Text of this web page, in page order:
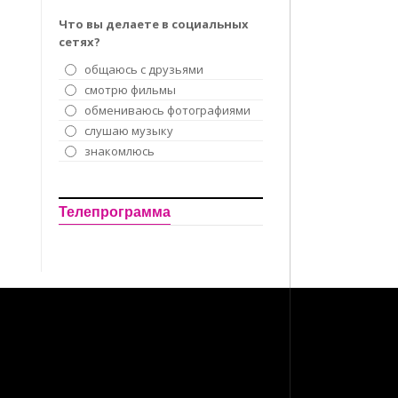
Что вы делаете в социальных
сетях?
общаюсь с друзьями
смотрю фильмы
обмениваюсь фотографиями
слушаю музыку
знакомлюсь
Телепрограмма